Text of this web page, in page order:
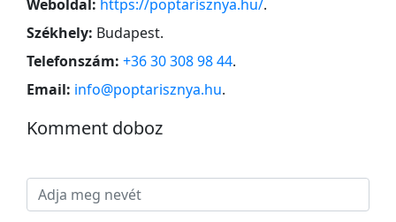
Weboldal: https://poptarisznya.hu/.
Székhely: Budapest.
Telefonszám: +36 30 308 98 44.
Email: info@poptarisznya.hu.
Komment doboz